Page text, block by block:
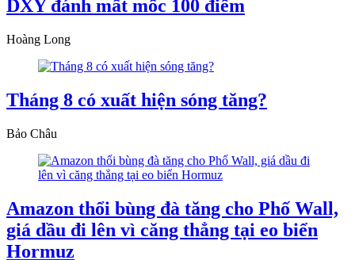
DXY đánh mất mốc 100 điểm
Hoàng Long
Tháng 8 có xuất hiện sóng tăng?
Bảo Châu
Amazon thổi bùng đà tăng cho Phố Wall,
giá dầu đi lên vì căng thẳng tại eo biển
Hormuz